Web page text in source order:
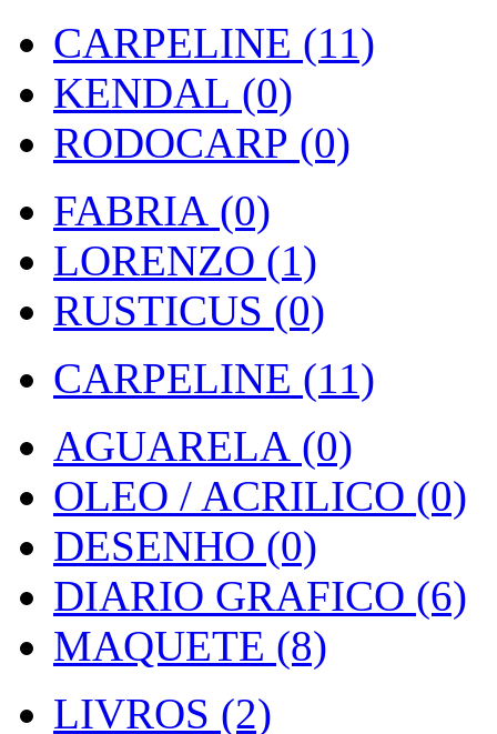
CARPELINE (11)
KENDAL (0)
RODOCARP (0)
FABRIA (0)
LORENZO (1)
RUSTICUS (0)
CARPELINE (11)
AGUARELA (0)
OLEO / ACRILICO (0)
DESENHO (0)
DIARIO GRAFICO (6)
MAQUETE (8)
LIVROS (2)